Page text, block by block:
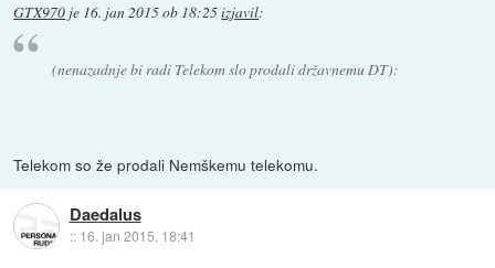
GTX970 je 16. jan 2015 ob 18:25izjavil:
(nenazadnje bi radi Telekom slo prodali državnemu DT):
Telekom so že prodali Nemškemu telekomu.
Daedalus
:: 16. jan 2015, 18:41